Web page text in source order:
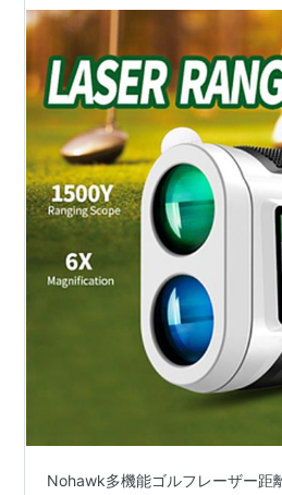
Nohawk多機能ゴルフレーザー距